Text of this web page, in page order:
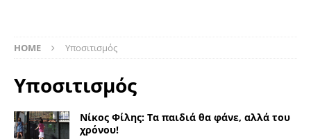
HOME Υποσιτισμός
Υποσιτισμός
Νίκος Φίλης: Tα παιδιά θα φάνε, αλλά του
χρόνου!